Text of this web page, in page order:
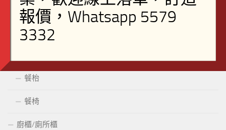
桶櫃
飯廳
餐枱
餐椅
廚櫃/廁所櫃